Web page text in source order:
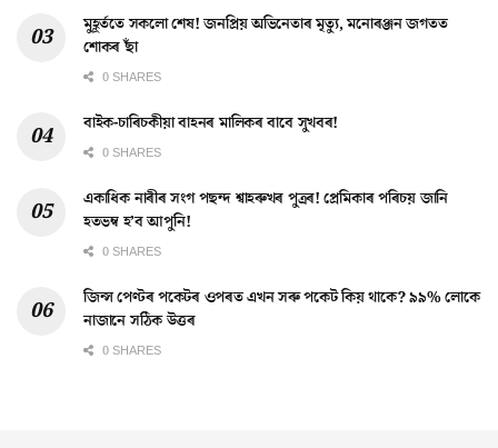
মুহূৰ্ততে সকলো শেষ! জনপ্ৰিয় অভিনেতাৰ মৃত্যু, মনোৰঞ্জন জগতত
শোকৰ ছাঁ
0 SHARES
বাইক-চাৰিচকীয়া বাহনৰ মালিকৰ বাবে সুখবৰ!
0 SHARES
একাধিক নাৰীৰ সংগ পছন্দ শ্বাহৰুখৰ পুত্ৰৰ! প্ৰেমিকাৰ পৰিচয় জানি
হতভম্ব হ’ব আপুনি!
0 SHARES
জিন্স পেণ্টৰ পকেটৰ ওপৰত এখন সৰু পকেট কিয় থাকে? ৯৯% লোকে
নাজানে সঠিক উত্তৰ
0 SHARES